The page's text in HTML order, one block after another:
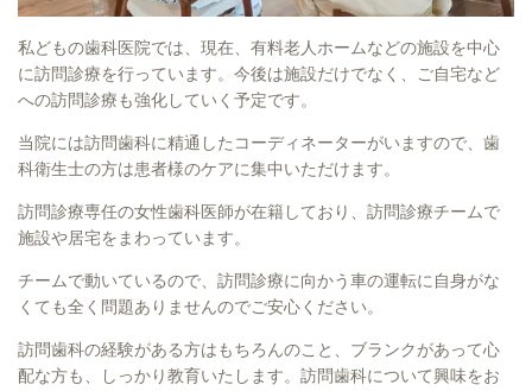
私どもの歯科医院では、現在、有料老人ホームなどの施設を中心
に訪問診療を行っています。今後は施設だけでなく、ご自宅など
への訪問診療も強化していく予定です。
当院には訪問歯科に精通したコーディネーターがいますので、歯
科衛生士の方は患者様のケアに集中いただけます。
訪問診療専任の女性歯科医師が在籍しており、訪問診療チームで
施設や居宅をまわっています。
チームで動いているので、訪問診療に向かう車の運転に自身がな
くても全く問題ありませんのでご安心ください。
訪問歯科の経験がある方はもちろんのこと、ブランクがあって心
配な方も、しっかり教育いたします。訪問歯科について興味をお